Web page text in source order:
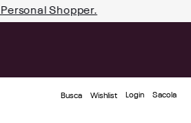
Shopper.
Busca Wishlist Login